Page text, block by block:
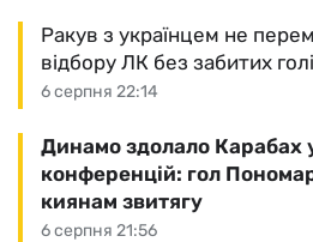
6 серпня 22:14
Ракув з українцем не
відбору ЛК без забитих
6 серпня 21:56
Динамо здолало Карабах у
конференцій: гол
киянам звитягу